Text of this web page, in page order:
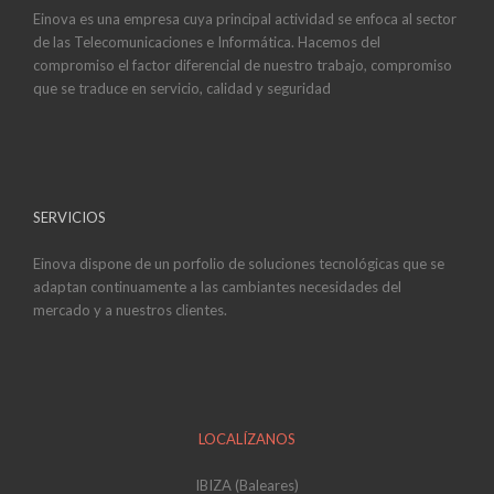
Einova es una empresa cuya principal actividad se enfoca al sector
de las Telecomunicaciones e Informática. Hacemos del
compromiso el factor diferencial de nuestro trabajo, compromiso
que se traduce en servicio, calidad y seguridad
SERVICIOS
Einova dispone de un porfolio de soluciones tecnológicas que se
adaptan continuamente a las cambiantes necesidades del
mercado y a nuestros clientes.
LOCALÍZANOS
IBIZA (Baleares)